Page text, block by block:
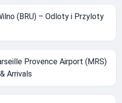
(BRU) – Odloty i Przyloty
Provence Airport (MRS)
Arrivals